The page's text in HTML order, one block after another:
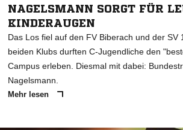
NAGELSMANN SORGT FÜR
KINDERAUGEN
Das Los fiel auf den FV Biberach und der SV
beiden Klubs durften C-Jugendliche den
Campus erleben. Diesmal mit dabei:
Nagelsmann.
Mehr lesen